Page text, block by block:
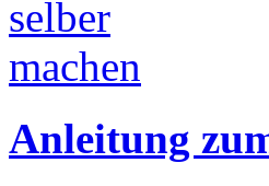
Anleitung